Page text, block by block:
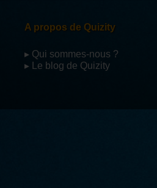
A propos de Quizity
▸ Qui sommes-nous ?
▸ Le blog de Quizity